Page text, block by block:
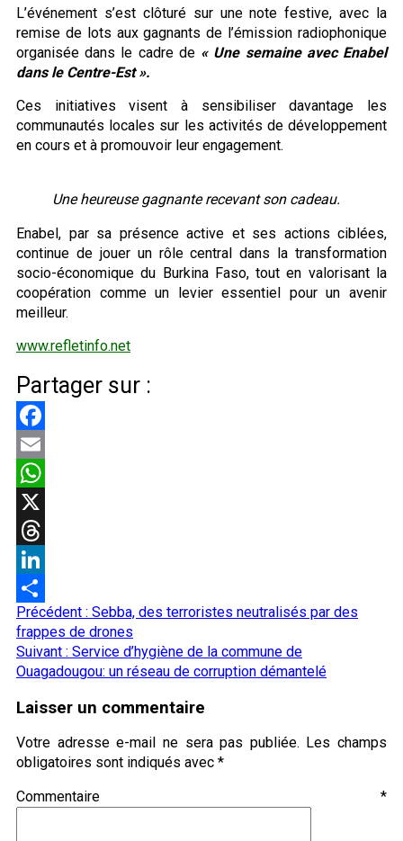
L’événement s’est clôturé sur une note festive, avec la
remise de lots aux gagnants de l’émission radiophonique
organisée dans le cadre de « Une semaine avec Enabel
dans le Centre-Est ».
Ces initiatives visent à sensibiliser davantage les
communautés locales sur les activités de développement
en cours et à promouvoir leur engagement.
Une heureuse gagnante recevant son cadeau.
Enabel, par sa présence active et ses actions ciblées,
continue de jouer un rôle central dans la transformation
socio-économique du Burkina Faso, tout en valorisant la
coopération comme un levier essentiel pour un avenir
meilleur.
www.refletinfo.net
Partager sur :
Facebook
Email
WhatsApp
X
Threads
LinkedIn
Partager
Navigation
d’article
Précédent : Sebba, des terroristes neutralisés par des
frappes de drones
Suivant : Service d’hygiène de la commune de
Ouagadougou: un réseau de corruption démantelé
Laisser un commentaire
Votre adresse e-mail ne sera pas publiée. Les champs
obligatoires sont indiqués avec *
Commentaire *